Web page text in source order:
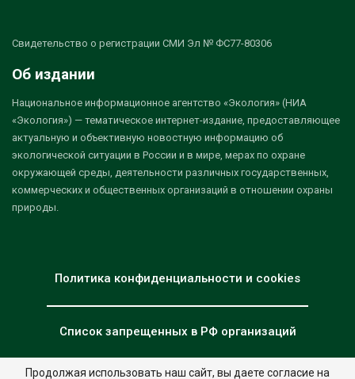
Свидетельство о регистрации СМИ Эл № ФС77-80306
Об издании
Национальное информационное агентство «Экология» (НИА
«Экология») — тематическое интернет-издание, предоставляющее
актуальную и объективную новостную информацию об
экологической ситуации в России и в мире, мерах по охране
окружающей среды, деятельности различных государственных,
коммерческих и общественных организаций в отношении охраны
природы.
Политика конфиденциальности и cookies
Список запрещенных в РФ организаций
Продолжая использовать наш сайт, вы даете согласие на